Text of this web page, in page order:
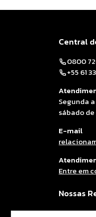
Central
0800
+55 61
Segunda
sábado de
E-mail
Entre em
Nossas